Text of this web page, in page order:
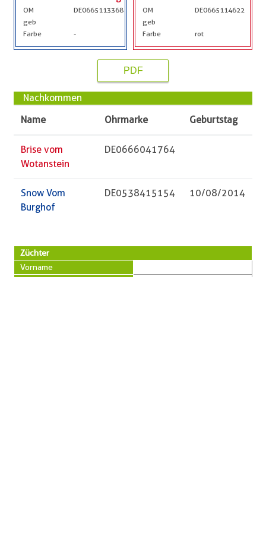
OM
DE0665113368
geb
Farbe
-
OM
DE0665114622
geb
Farbe
rot
PDF
Nachkommen
Name
Ohrmarke Geburtstag
Brise vom
Wotanstein
DE0666041764
Snow Vom
Burghof
DE0538415154 10/08/2014
Züchter
Vorname